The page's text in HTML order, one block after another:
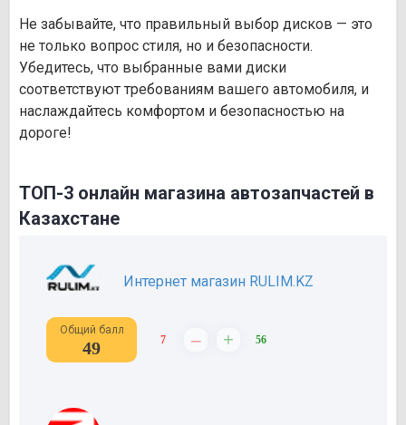
Не забывайте, что правильный выбор дисков — это
не только вопрос стиля, но и безопасности.
Убедитесь, что выбранные вами диски
соответствуют требованиям вашего автомобиля, и
наслаждайтесь комфортом и безопасностью на
дороге!
ТОП-3 онлайн магазина автозапчастей в
Казахстане
Интернет магазин RULIM.KZ
Общий балл
49 7 – + 56